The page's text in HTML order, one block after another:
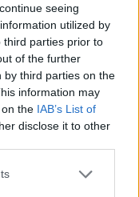
seeing
utilized by
third parties prior to
of the further
by third parties on the
information may
the IAB’s List of
disclose it to other
fra båt